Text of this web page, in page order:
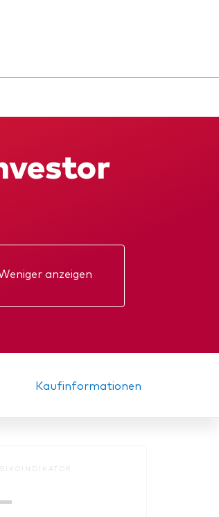
anzeigen
Kaufinformationen